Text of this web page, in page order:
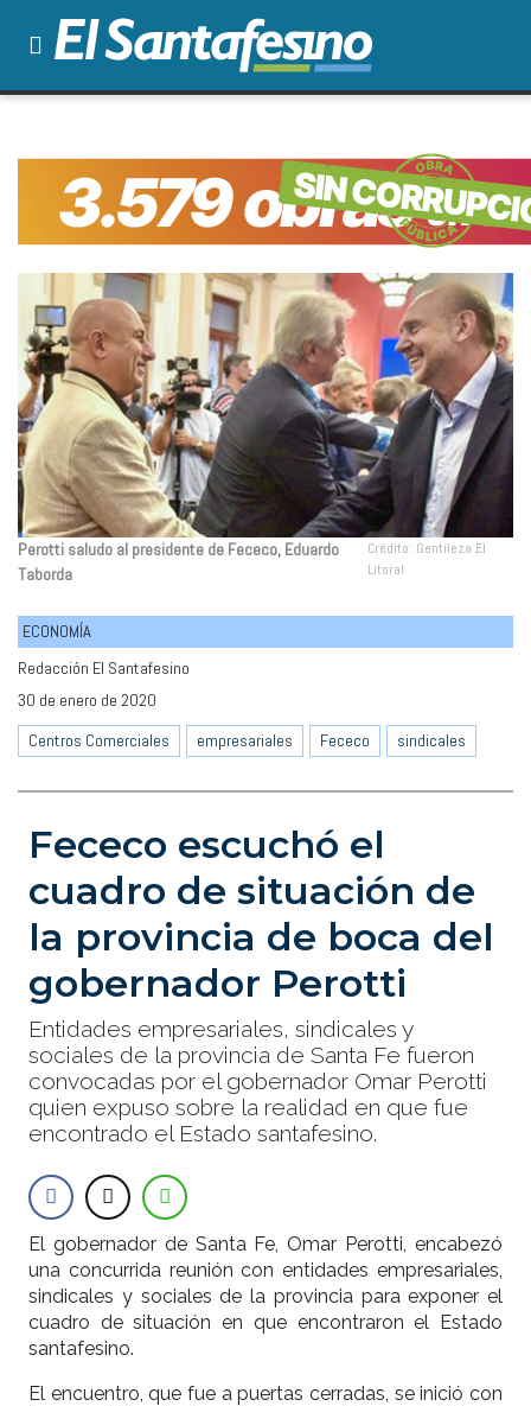
Perotti saludo al presidente de Fececo, Eduardo
Taborda
Crédito: Gentileza El
Litoral
ECONOMÍA
Redacción El Santafesino
30 de enero de 2020
Centros Comerciales
empresariales Fececo sindicales
Fececo escuchó el
cuadro de situación de
la provincia de boca del
gobernador Perotti
Entidades empresariales, sindicales y
sociales de la provincia de Santa Fe fueron
convocadas por el gobernador Omar Perotti
quien expuso sobre la realidad en que fue
encontrado el Estado santafesino.
El gobernador de Santa Fe, Omar Perotti, encabezó
una concurrida reunión con entidades empresariales,
sindicales y sociales de la provincia para exponer el
cuadro de situación en que encontraron el Estado
santafesino.
El encuentro, que fue a puertas cerradas, se inició con